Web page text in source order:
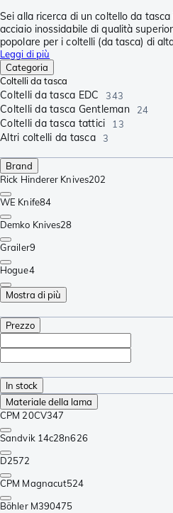
Sei alla ricerca di un coltello da
acciaio inossidabile di qualità
popolare per i coltelli (da tasca) di
Leggi di più
Categoria
Coltelli da tasca
Coltelli da tasca EDC 343
Coltelli da tasca Gentleman 24
Coltelli da tasca tattici 13
Altri coltelli da tasca 3
Brand
Rick Hinderer Knives202
WE Knife84
Demko Knives28
Grailer9
Hogue4
Mostra di più
Prezzo
In stock
Materiale della lama
CPM 20CV347
Sandvik 14c28n626
D2572
CPM Magnacut524
Böhler M390475